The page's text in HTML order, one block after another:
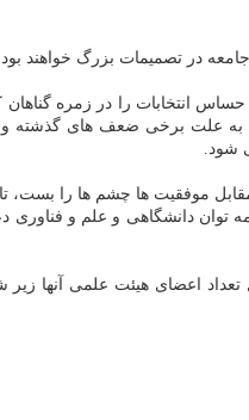
در تصمیمات بزرگ خواهند
انتخابات را در زمره گناهان
به علت برخی ضعف های گذشته و
شود.
موفقیت ها چشم ها را بست،
توان دانشگاهی و علم و
تعداد اعضای هیئت علمی آنها